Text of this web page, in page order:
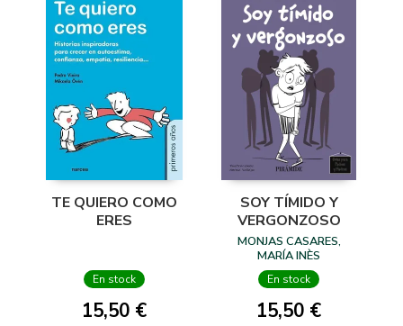
TE QUIERO COMO
ERES
En stock
15,50 €
SOY TÍMIDO Y
VERGONZOSO
MONJAS CASARES,
MARÍA INÈS
En stock
15,50 €